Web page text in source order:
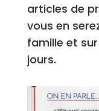
articles de
vous en
famille et
jours.